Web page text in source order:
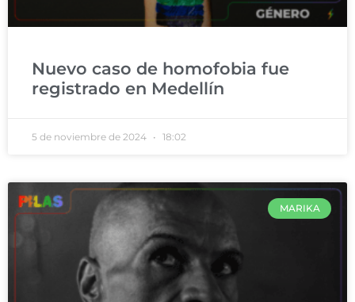
Nuevo caso de homofobia fue
registrado en Medellín
5 de noviembre de 2024 18:02
MARIKA